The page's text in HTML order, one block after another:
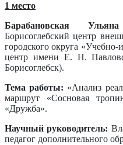
1 место
Барабановская
Борисоглебский центр
городского округа «Учебно-
центр имени Е. Н.
Борисоглебск).
Тема работы: «Анализ
маршрут «Сосновая
«Дружба».
Научный руководитель:
педагог дополнительного